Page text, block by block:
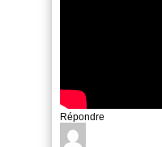
Répondre